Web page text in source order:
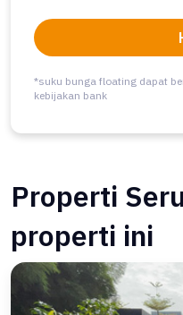
*suku bunga floating dapat
kebijakan bank
Properti
properti ini